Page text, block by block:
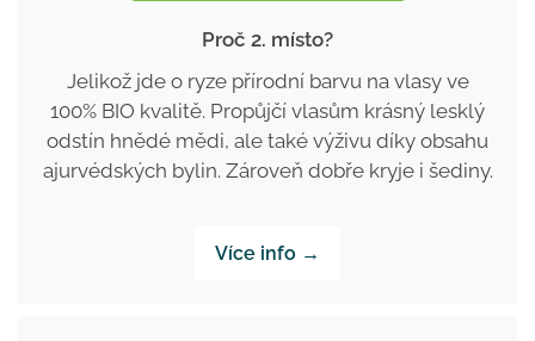
Proč 2. místo?
Jelikož jde o ryze přírodní barvu na vlasy ve
100% BIO kvalitě. Propůjčí vlasům krásný lesklý
odstín hnědé mědi, ale také výživu díky obsahu
ajurvédských bylin. Zároveň dobře kryje i šediny.
Více info →